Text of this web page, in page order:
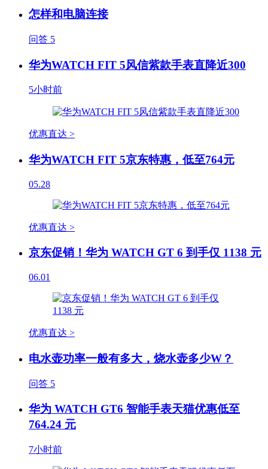
怎样和电脑连接
问答 5
华为WATCH FIT 5风信紫款手表直降近300
5小时前
优惠直达 >
华为WATCH FIT 5京东特惠，低至764元
05.28
优惠直达 >
京东促销！华为 WATCH GT 6 到手仅 1138 元
06.01
优惠直达 >
电水壶功率一般有多大，烧水壶多少W？
问答 5
华为 WATCH GT6 智能手表天猫优惠低至
764.24 元
7小时前